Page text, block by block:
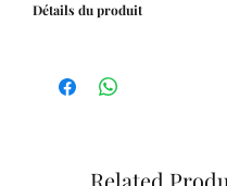
Détails du produit
Matière : 65% polyester, 35%
polyuréthane